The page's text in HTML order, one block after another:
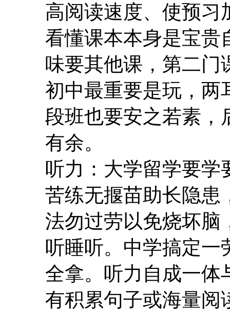
高阅读速度、使预习
看懂课本本身是宝贵
味要其他课，第二门
初中最重要是玩，两
段班也要安之若素，
有余。
听力：大学留学要学
苦练无揠苗助长隐患
法勿过劳以免烧坏脑
听睡听。中学搞定一
全拿。听力自成一体
有积累句子或海量阅